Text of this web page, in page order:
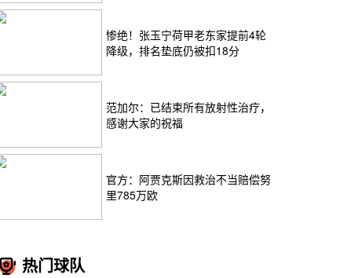
惨绝！张玉宁荷甲老东家提前4轮
降级，排名垫底仍被扣18分
范加尔：已结束所有放射性治疗，
感谢大家的祝福
官方：阿贾克斯因救治不当赔偿努
里785万欧
热门球队